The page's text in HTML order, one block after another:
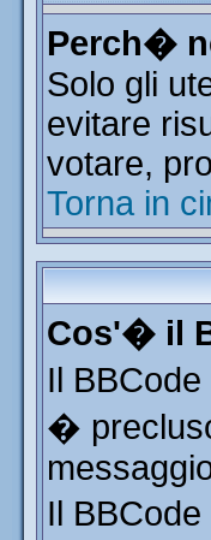
Perch�
Solo gli
evitare
votare,
Torna in
Cos'� il
Il
�
Il